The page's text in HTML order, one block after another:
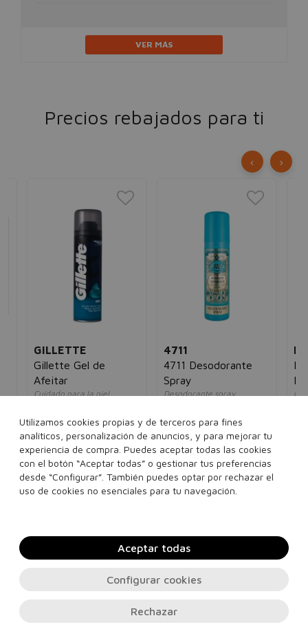
VER MÁS
Precios rebajados para ti
GILLETTE
Gillette Gel de
Afeitar
Cuidado para la piel
7,00€ 2,95€
200 ml
Añadir a la cesta
4711
4711 Desodorante
Spray
Desodorante spray
10,00€ 4,95€
150 ml
Añadir a la cesta
‹ ›
Utilizamos cookies propias y de terceros para fines
analíticos, personalización de anuncios, y para mejorar tu
experiencia de compra. Puedes aceptar todas las cookies
con el botón “Aceptar todas” o gestionar tus preferencias
desde “Configurar”. También puedes optar por rechazar el
uso de cookies no esenciales para tu navegación.
Rechazar
Configurar cookies
Aceptar todas
Contacto, soporte e información legal